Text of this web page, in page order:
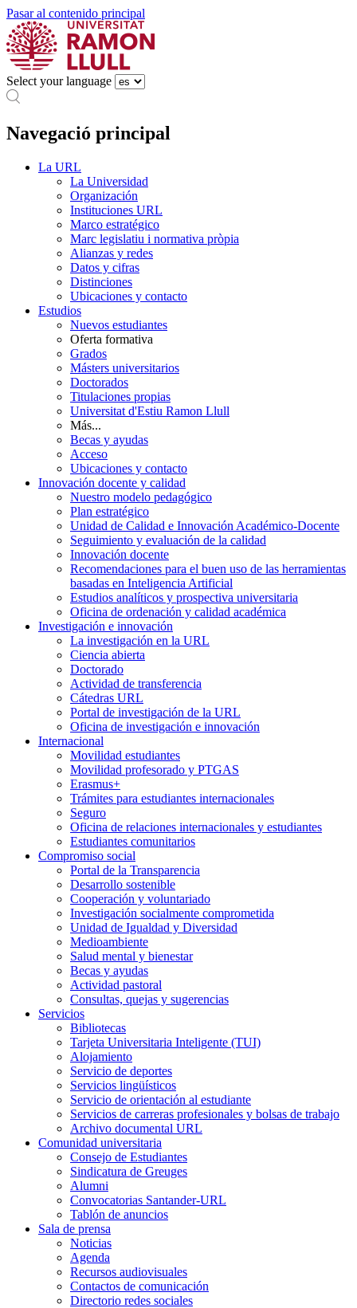
Pasar al contenido principal
Select your language
Navegació principal
La URL
La Universidad
Organización
Instituciones URL
Marco estratégico
Marc legislatiu i normativa pròpia
Alianzas y redes
Datos y cifras
Distinciones
Ubicaciones y contacto
Estudios
Nuevos estudiantes
Oferta formativa
Grados
Másters universitarios
Doctorados
Titulaciones propias
Universitat d'Estiu Ramon Llull
Más...
Becas y ayudas
Acceso
Ubicaciones y contacto
Innovación docente y calidad
Nuestro modelo pedagógico
Plan estratégico
Unidad de Calidad e Innovación Académico-Docente
Seguimiento y evaluación de la calidad
Innovación docente
Recomendaciones para el buen uso de las herramientas
basadas en Inteligencia Artificial
Estudios analíticos y prospectiva universitaria
Oficina de ordenación y calidad académica
Investigación e innovación
La investigación en la URL
Ciencia abierta
Doctorado
Actividad de transferencia
Cátedras URL
Portal de investigación de la URL
Oficina de investigación e innovación
Internacional
Movilidad estudiantes
Movilidad profesorado y PTGAS
Erasmus+
Trámites para estudiantes internacionales
Seguro
Oficina de relaciones internacionales y estudiantes
Estudiantes comunitarios
Compromiso social
Portal de la Transparencia
Desarrollo sostenible
Cooperación y voluntariado
Investigación socialmente comprometida
Unidad de Igualdad y Diversidad
Medioambiente
Salud mental y bienestar
Becas y ayudas
Actividad pastoral
Consultas, quejas y sugerencias
Servicios
Bibliotecas
Tarjeta Universitaria Inteligente (TUI)
Alojamiento
Servicio de deportes
Servicios lingüísticos
Servicio de orientación al estudiante
Servicios de carreras profesionales y bolsas de trabajo
Archivo documental URL
Comunidad universitaria
Consejo de Estudiantes
Sindicatura de Greuges
Alumni
Convocatorias Santander-URL
Tablón de anuncios
Sala de prensa
Noticias
Agenda
Recursos audiovisuales
Contactos de comunicación
Directorio redes sociales